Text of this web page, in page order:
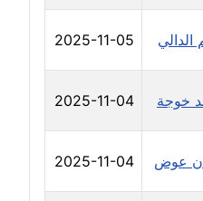
الدالي 2025-11-05
خوجة 2025-11-04
عوض 2025-11-04